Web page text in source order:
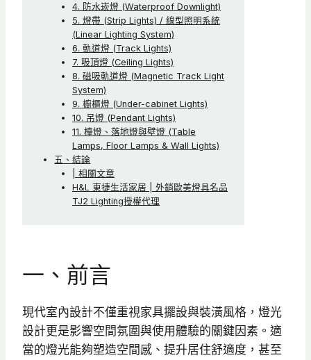
4. 防水崁燈 (Waterproof Downlight)
5. 燈帶 (Strip Lights) / 線型照明系統
(Linear Lighting System)
6. 軌道燈 (Track Lights)
7. 吸頂燈 (Ceiling Lights)
8. 磁吸軌道燈 (Magnetic Track Light
System)
9. 櫥櫃燈 (Under-cabinet Lights)
10. 吊燈 (Pendant Lights)
11. 檯燈、落地燈與壁燈 (Table
Lamps, Floor Lamps & Wall Lights)
五、結論
| 相關文章
H&L 東捷生活家居 | 外銷歐美燈具名品
TJ2 Lighting授權代理
一、前言
現代室內設計不僅重視家具擺設與裝潢風格，燈光
設計更是影響空間氛圍與使用體驗的關鍵因素。適
當的燈光能夠塑造空間感、提升居住舒適度，甚至